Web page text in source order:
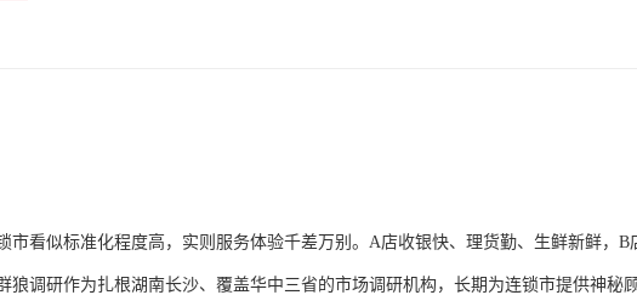
市看似标准化程度高，实则服务体验千差万别。 A店收银快、理货勤、生鲜新鲜， B
狼调研作为扎根湖南长沙、覆盖华中三省的市场调研机构，长期为连锁市提供神秘